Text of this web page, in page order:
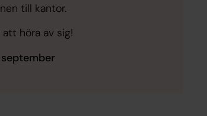
till kantor.
höra av sig!